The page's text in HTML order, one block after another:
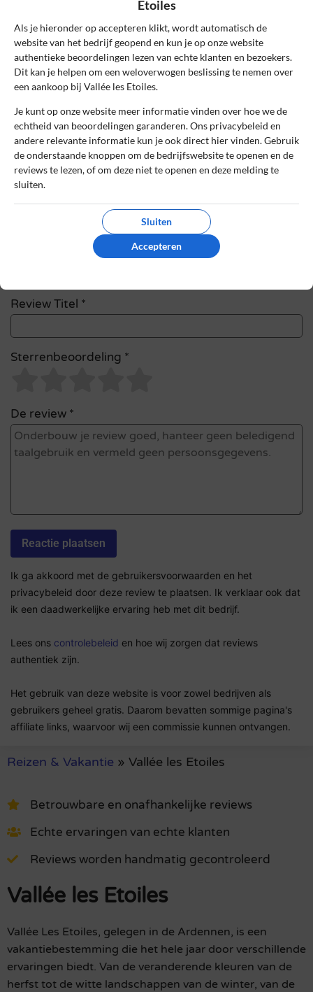
Schrijf een review
Het e-mailadres en bestelnummer worden niet
met *
Naam*
Bestelnummer
Review Titel *
Sterrenbeoordeling *
De review *
Ik ga akkoord met de gebruikersvoorwaarden en het
privacybeleid door deze review te plaatsen. Ik verklaar ook dat
ik een daadwerkelijke ervaring heb met dit bedrijf.
Lees ons controlebeleid en hoe wij zorgen dat reviews
authentiek zijn.
Het gebruik van deze website is voor zowel bedrijven als
gebruikers geheel gratis. Daarom bevatten sommige pagina's
affiliate links, waarvoor wij een commissie kunnen ontvangen.
Reizen & Vakantie » Vallée les Etoiles
Betrouwbare en onafhankelijke reviews
Echte ervaringen van echte klanten
Reviews worden handmatig gecontroleerd
Vallée les Etoiles
Vallée Les Etoiles, gelegen in de Ardennen, is een
vakantiebestemming die het hele jaar door verschillende
ervaringen biedt. Van de veranderende kleuren van de
herfst tot de witte landschappen van de winter, van de
Etoiles
Als je hieronder op accepteren klikt, wordt automatisch de
website van het bedrijf geopend en kun je op onze website
authentieke beoordelingen lezen van echte klanten en bezoekers.
Dit kan je helpen om een weloverwogen beslissing te nemen over
een aankoop bij Vallée les Etoiles.
Je kunt op onze website meer informatie vinden over hoe we de
echtheid van beoordelingen garanderen. Ons privacybeleid en
andere relevante informatie kun je ook direct hier vinden. Gebruik
de onderstaande knoppen om de bedrijfswebsite te openen en de
reviews te lezen, of om deze niet te openen en deze melding te
sluiten.
Sluiten
Accepteren